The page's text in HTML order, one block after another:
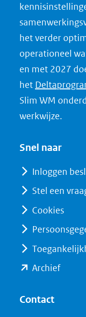
L
i
n
k
e
d
I
een
het verder
operationeel
en met 2027
het
Slim WM
werkwijze.
Snel naar
Inloggen
Stel een
Cookies
Archief(opent
Contact